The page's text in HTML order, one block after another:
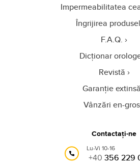
Impermeabilitatea
Îngrijirea
F.A.Q.
Dicționar
Revistă
Garanție extinsă
Vânzări en-gros
Contactați-ne
Lu-Vi 10-16
+40 356 229